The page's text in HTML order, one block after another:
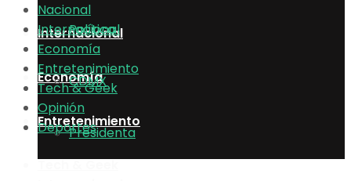
Internacional
Economía
Entretenimiento
Tech & Geek
Política
CDMX
Presidenta
Nacional
Internacional
Economía
Entretenimiento
Tech & Geek
Opinión
Deportes